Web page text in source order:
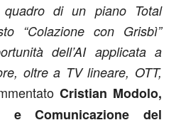
di un piano Total
“Colazione con Grisbì”
dell’AI applicata a
oltre a TV lineare, OTT,
Cristian Modolo,
e Comunicazione del